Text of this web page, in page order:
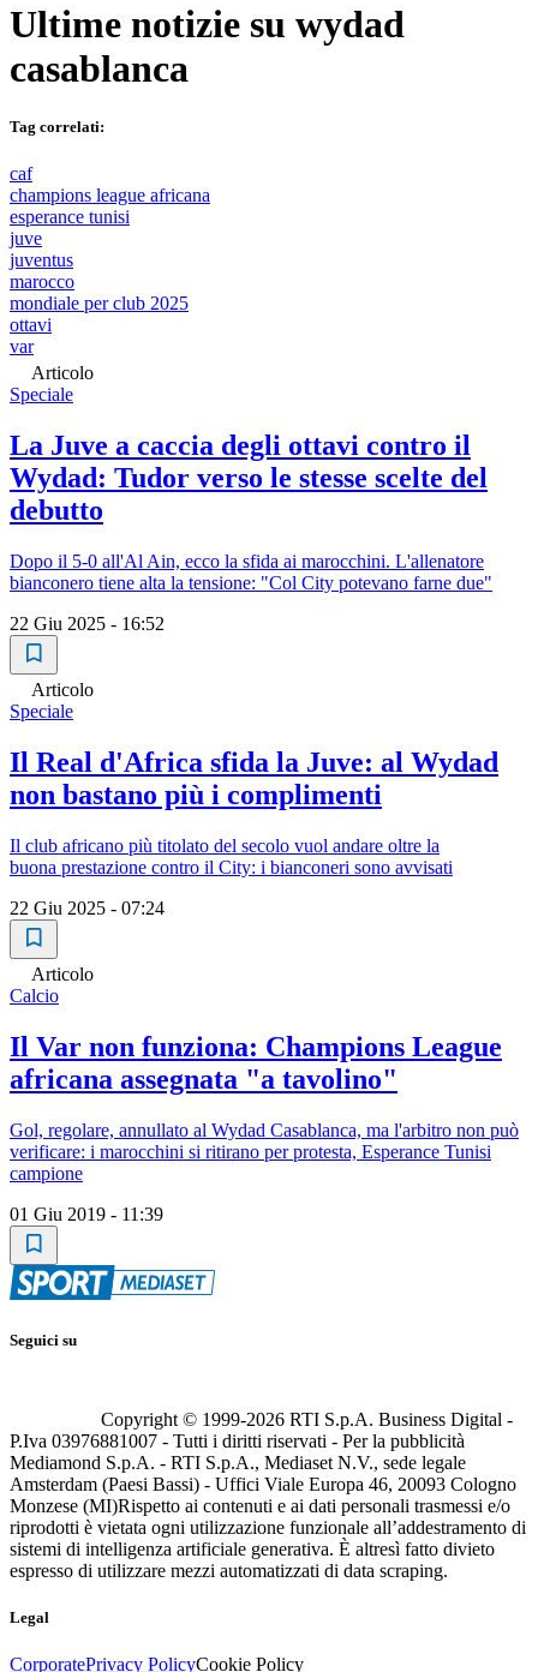
Ultime notizie su wydad
casablanca
Tag correlati:
caf
champions league africana
esperance tunisi
juve
juventus
marocco
mondiale per club 2025
ottavi
var
Articolo
Speciale
La Juve a caccia degli ottavi contro il
Wydad: Tudor verso le stesse scelte del
debutto
Dopo il 5-0 all'Al Ain, ecco la sfida ai marocchini. L'allenatore
bianconero tiene alta la tensione: "Col City potevano farne due"
22 Giu 2025 - 16:52
Articolo
Speciale
Il Real d'Africa sfida la Juve: al Wydad
non bastano più i complimenti
Il club africano più titolato del secolo vuol andare oltre la
buona prestazione contro il City: i bianconeri sono avvisati
22 Giu 2025 - 07:24
Articolo
Calcio
Il Var non funziona: Champions League
africana assegnata "a tavolino"
Gol, regolare, annullato al Wydad Casablanca, ma l'arbitro non può
verificare: i marocchini si ritirano per protesta, Esperance Tunisi
campione
01 Giu 2019 - 11:39
Seguici su
Copyright © 1999-2026 RTI S.p.A. Business Digital -
P.Iva 03976881007 - Tutti i diritti riservati - Per la pubblicità
Mediamond S.p.A. - RTI S.p.A., Mediaset N.V., sede legale
Amsterdam (Paesi Bassi) - Uffici Viale Europa 46, 20093 Cologno
Monzese (MI)Rispetto ai contenuti e ai dati personali trasmessi e/o
riprodotti è vietata ogni utilizzazione funzionale all’addestramento di
sistemi di intelligenza artificiale generativa. È altresì fatto divieto
espresso di utilizzare mezzi automatizzati di data scraping.
Legal
CorporatePrivacy PolicyCookie Policy